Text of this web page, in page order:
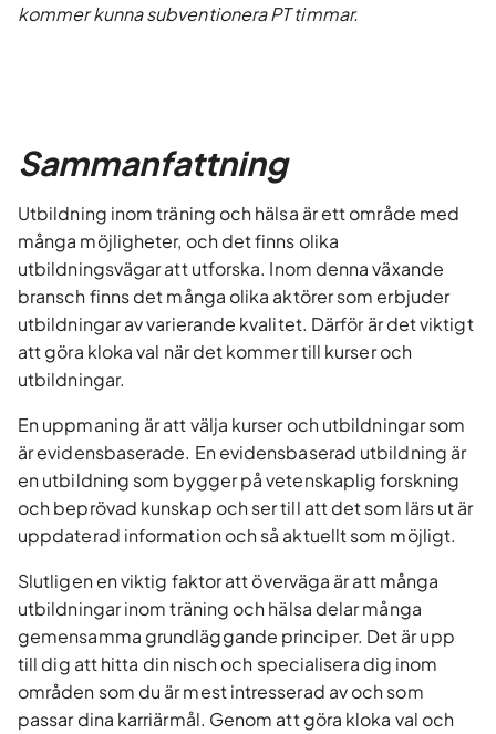
kommer kunna subventionera PT timmar.
Sammanfattning
Utbildning inom träning och hälsa är ett område med
många möjligheter, och det finns olika
utbildningsvägar att utforska. Inom denna växande
bransch finns det många olika aktörer som erbjuder
utbildningar av varierande kvalitet. Därför är det viktigt
att göra kloka val när det kommer till kurser och
utbildningar.
En uppmaning är att välja kurser och utbildningar som
är evidensbaserade. En evidensbaserad utbildning är
en utbildning som bygger på vetenskaplig forskning
och beprövad kunskap och ser till att det som lärs ut är
uppdaterad information och så aktuellt som möjligt.
Slutligen en viktig faktor att överväga är att många
utbildningar inom träning och hälsa delar många
gemensamma grundläggande principer. Det är upp
till dig att hitta din nisch och specialisera dig inom
områden som du är mest intresserad av och som
passar dina karriärmål. Genom att göra kloka val och